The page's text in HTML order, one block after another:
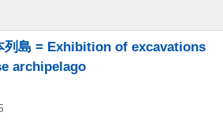
列島 = Exhibition of excavations
archipelago